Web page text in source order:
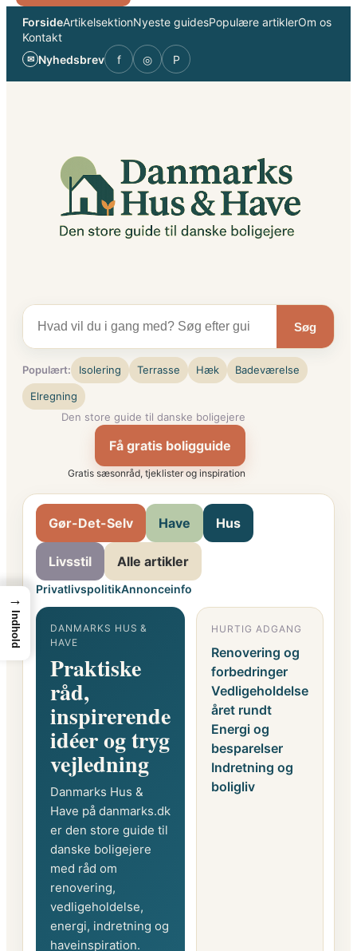
Spring
indhold
ForsideArtikelsektionNyeste guidesPopulære artiklerOm os
Kontakt
✉ Nyhedsbrev f ◎ P
Søg
Populært: Isolering Terrasse Hæk Badeværelse
Elregning
Den store guide til danske boligejere
Få gratis boligguide
Gratis sæsonråd, tjeklister og inspiration
Gør-Det-Selv Have Hus
Livsstil Alle artikler
PrivatlivspolitikAnnonceinfo
DANMARKS HUS &
HAVE
Praktiske
råd,
inspirerende
idéer og tryg
vejledning
Danmarks Hus &
Have på danmarks.dk
er den store guide til
danske boligejere
med råd om
renovering,
vedligeholdelse,
energi, indretning og
haveinspiration.
HURTIG ADGANG
Renovering og
forbedringer
Vedligeholdelse
året rundt
Energi og
besparelser
Indretning og
boligliv
→
Indhold